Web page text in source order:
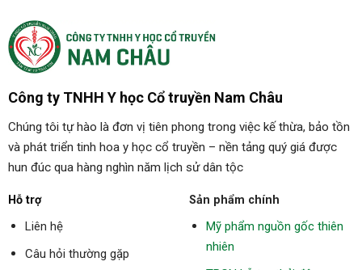
Công ty TNHH Y học Cổ truyền Nam Châu
Chúng tôi tự hào là đơn vị tiên phong trong việc kế thừa, bảo tồn
và phát triển tinh hoa y học cổ truyền – nền tảng quý giá được
hun đúc qua hàng nghìn năm lịch sử dân tộc
Hỗ trợ
Liên hệ
Câu hỏi thường gặp
Sản phẩm chính
Mỹ phẩm nguồn gốc thiên
nhiên